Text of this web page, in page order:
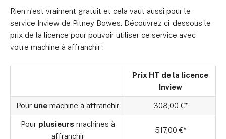
Rien n’est vraiment gratuit et cela vaut aussi pour le
service Inview de Pitney Bowes. Découvrez ci-dessous le
prix de la licence pour pouvoir utiliser ce service avec
votre machine à affranchir :
Prix HT de la licence
Inview
Pour une machine à affranchir 308,00 €*
Pour plusieurs machines à
affranchir
517,00 €*